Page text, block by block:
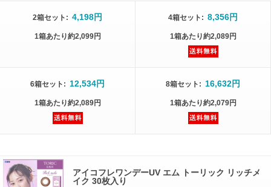
2箱セット : 4,198円
1箱あたり約2,099円
4箱セット : 8,356円
1箱あたり約2,089円
6箱セット : 12,534円
1箱あたり約2,089円
8箱セット : 16,632円
1箱あたり約2,079円
アイコフレワンデーUV エム トーリック リッチメ
イク 30枚入り